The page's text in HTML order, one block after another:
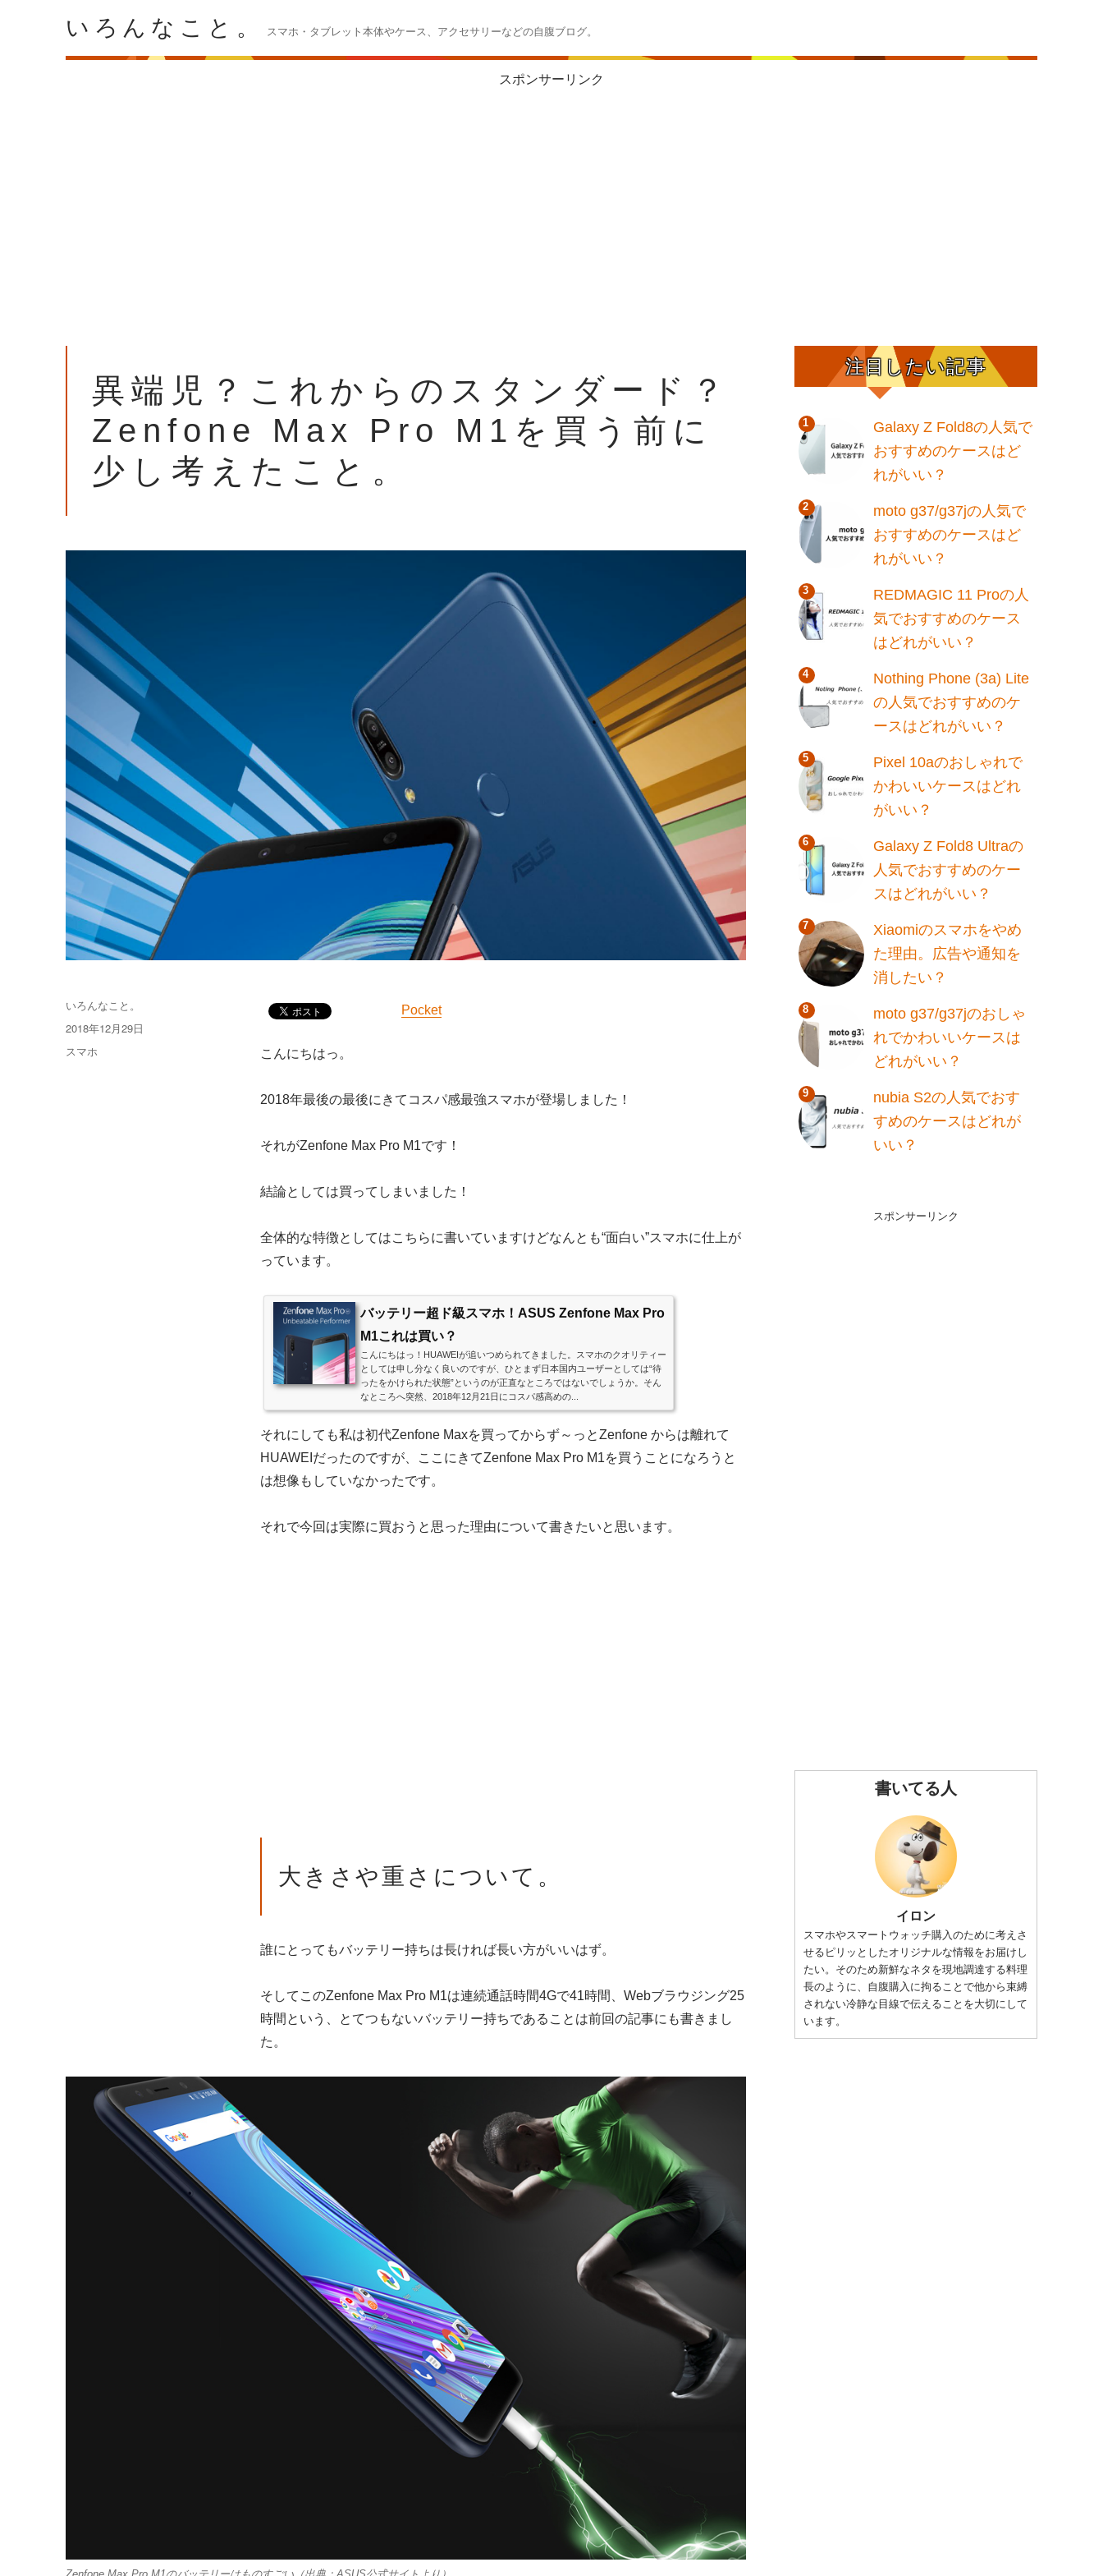
いろんなこと。 スマホ・タブレット本体やケース、アクセサリーなどの自腹ブログ。
スポンサーリンク
異端児？これからのスタンダード？
Zenfone Max Pro M1を買う前に
少し考えたこと。
Pocket
こんにちはっ。
2018年最後の最後にきてコスパ感最強スマホが登場しました！
それがZenfone Max Pro M1です！
結論としては買ってしまいました！
全体的な特徴としてはこちらに書いていますけどなんとも“面白い”スマホに仕上が
っています。
バッテリー超ド級スマホ！ASUS Zenfone Max Pro
M1これは買い？
こんにちはっ！HUAWEIが追いつめられてきました。スマホのクオリティー
としては申し分なく良いのですが、ひとまず日本国内ユーザーとしては“待
ったをかけられた状態”というのが正直なところではないでしょうか。そん
なところへ突然、2018年12月21日にコスパ感高めの...
それにしても私は初代Zenfone Maxを買ってからず～っとZenfone からは離れて
HUAWEIだったのですが、ここにきてZenfone Max Pro M1を買うことになろうと
は想像もしていなかったです。
それで今回は実際に買おうと思った理由について書きたいと思います。
大きさや重さについて。
誰にとってもバッテリー持ちは長ければ長い方がいいはず。
そしてこのZenfone Max Pro M1は連続通話時間4Gで41時間、Webブラウジング25
時間という、とてつもないバッテリー持ちであることは前回の記事にも書きまし
た。
投
稿
いろんなこと。
投
稿
2018年12月29日
カ
スマホ
注目したい記事
Galaxy Z Fold8の人気で
おすすめのケースはど
れがいい？
moto g37/g37jの人気で
おすすめのケースはど
れがいい？
REDMAGIC 11 Proの人
気でおすすめのケース
はどれがいい？
Nothing Phone (3a) Lite
の人気でおすすめのケ
ースはどれがいい？
Pixel 10aのおしゃれで
かわいいケースはどれ
がいい？
Galaxy Z Fold8 Ultraの
人気でおすすめのケー
スはどれがいい？
Xiaomiのスマホをやめ
た理由。広告や通知を
消したい？
moto g37/g37jのおしゃ
れでかわいいケースは
どれがいい？
nubia S2の人気でおす
すめのケースはどれが
いい？
スポンサーリンク
書いてる人
イロン
スマホやスマートウォッチ購入のために考えさ
せるピリッとしたオリジナルな情報をお届けし
たい。そのため新鮮なネタを現地調達する料理
長のように、自腹購入に拘ることで他から束縛
されない冷静な目線で伝えることを大切にして
います。